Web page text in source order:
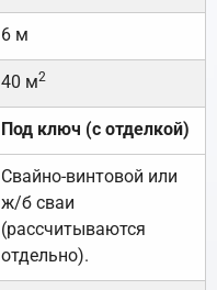
6 м
40 м2
Под ключ (с отделкой)
Свайно-винтовой или
ж/б сваи
(рассчитываются
отдельно).